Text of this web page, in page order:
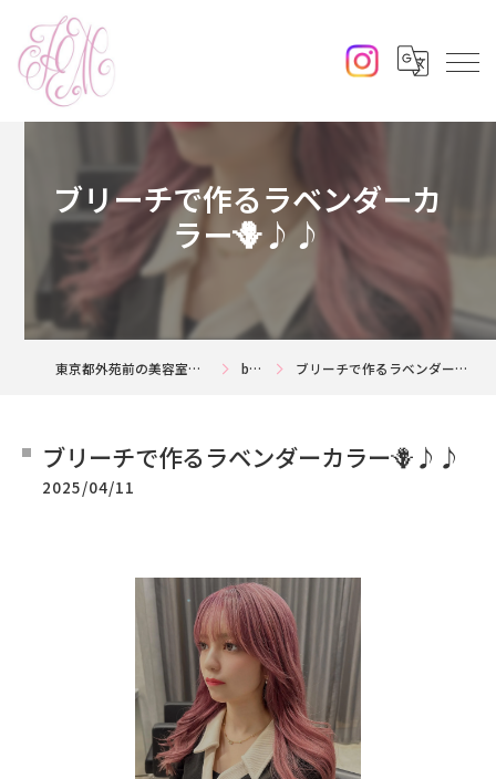
ブリーチで作るラベンダーカ
ラー🪻♪♪
東京都外苑前の美容室ならjouerm blog ブリーチで作るラベンダーカラー🪻♪♪
ブリーチで作るラベンダーカラー🪻♪♪
2025/04/11